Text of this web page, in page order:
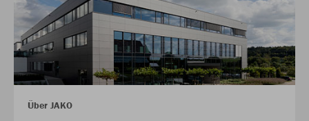
Über JAKO